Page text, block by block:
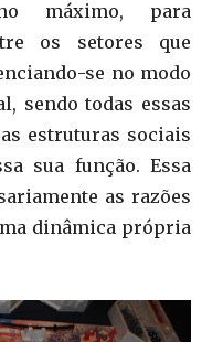
máximo, para
os setores que
se no modo
sendo todas essas
estruturas sociais
sua função. Essa
as razões
dinâmica própria